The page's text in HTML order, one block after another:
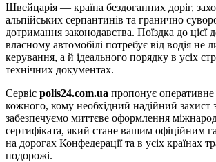
Швейцарія — країна бездоганних доріг,
альпійських серпантинів та гранично
дотримання законодавства. Поїздка до цієї
власному автомобілі потребує від водія не
керування, а й ідеального порядку в усіх
технічних документах.
Сервіс polis24.com.ua пропонує
кожного, кому необхідний надійний
забезпечуємо миттєве оформлення
сертифіката, який стане вашим офіційним
на дорогах Конфедерації та в усіх країнах
подорожі.